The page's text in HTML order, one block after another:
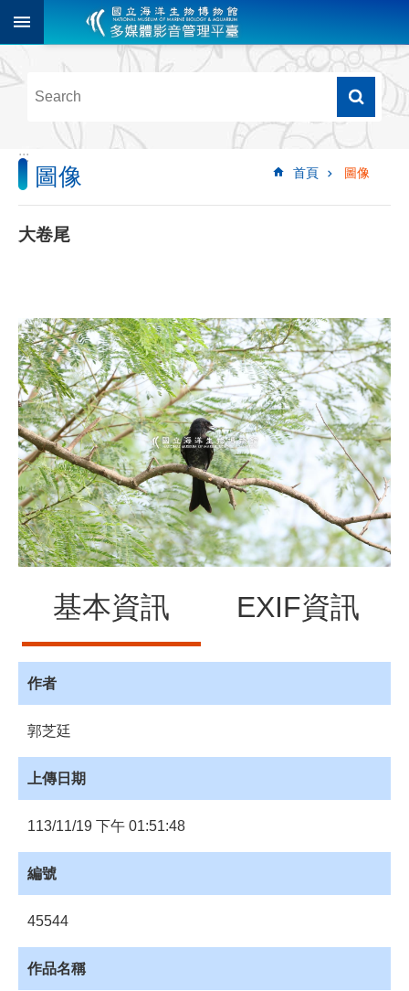
跳到主要內容區塊
階
尋
多
媒
體
檢
像
影
音
音
源
訊
息
發
布
諮
詢
會
員
專
區
館
員
網
站
:::
首頁 圖像
圖像
大卷尾
基本資訊 EXIF資訊
作者
郭芝廷
上傳日期
113/11/19 下午 01:51:48
編號
45544
作品名稱